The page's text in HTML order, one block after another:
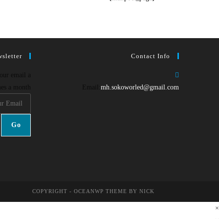
Contact Info
Email: mh.sokoworled@gmail.com
email a
a month.
Go
COPYRIGHT - OCEANWP THEME BY NICK
×